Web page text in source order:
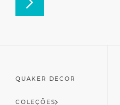
QUAKER DECOR
COLEÇÕES